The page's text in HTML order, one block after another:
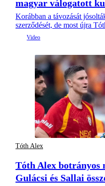
magyar válogatott
Korábban a távozását
szerződését, de most újra
Tóth Alex
Tóth Alex botrányos
Gulácsi és Sallai